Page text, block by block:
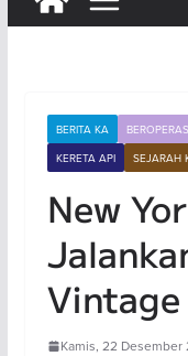
BERITA KA
KERETA API
SEJARAH
New
Vintage
Kamis, 22 Desember